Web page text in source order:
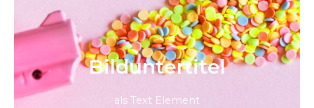
Bild­unter­titel
als Text Element